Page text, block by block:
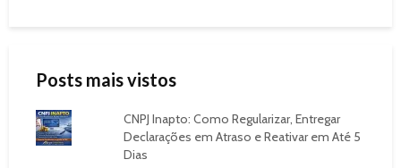
Posts mais vistos
CNPJ Inapto: Como Regularizar, Entregar
Declarações em Atraso e Reativar em Até 5
Dias